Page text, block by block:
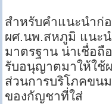
สำหรับคำแนะนำก่
ผศ.นพ.สหภูมิ แนะ
มาตรฐาน น่าเชื่อถื
รับอนุญาตมาให้ใ
ส่วนการบริโภคขน
ของกัญชาที่ใส่